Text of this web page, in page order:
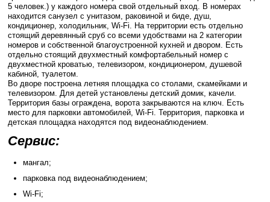
5 человек.) у каждого номера свой отдельный вход. В номерах
находится санузел с унитазом, раковиной и биде, душ,
кондиционер, холодильник, Wi-Fi. На территории есть отдельно
стоящий деревянный сруб со всеми удобствами на 2 категории
номеров и собственной благоустроенной кухней и двором. Есть
отдельно стоящий двухместный комфортабельный номер с
двухместной кроватью, телевизором, кондиционером, душевой
кабиной, туалетом.
Во дворе построена летняя площадка со столами, скамейками и
телевизором. Для детей установлены детский домик, качели.
Территория базы ограждена, ворота закрываются на ключ. Есть
место для парковки автомобилей, Wi-Fi. Территория, парковка и
детская площадка находятся под видеонаблюдением.
Сервис:
мангал;
парковка под видеонаблюдением;
Wi-Fi;